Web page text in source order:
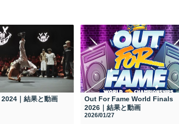
｜結果と動画
Out For Fame World Finals
2026｜結果と動画
2026/01/27